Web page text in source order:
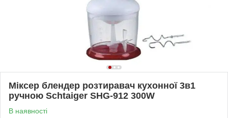
Міксер блендер розтиравач кухонної 3в1
ручною Schtaiger SHG-912 300W
В наявності